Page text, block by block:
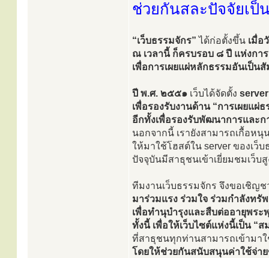
ช่วยกันสละปัจจัยเป็
“เว็บธรรมจักร” ได้ก่อตั้งขึ้น เมื่อ
ณ เวลานี้ ก็ครบรอบ ๘ ปี แห่งกา
เพื่อการเผยแผ่หลักธรรมอันเป็
ปี พ.ศ. ๒๕๕๑ เว็บได้จัดตั้ง server
เพื่อรองรับงานด้าน “การเผยแ
อีกทั้งเพื่อรองรับพัฒนาการและก
นอกจากนี้ เรายังสามารถเกื้อห
ให้มาใช้โฮสต์ใน server ของเว็
ปัจจุบันมีสาธุชนเข้าเยี่ยมชมเว็
ทีมงานเว็บธรรมจักร จึงขอเชิญ
มาร่วมแรง ร่วมใจ ร่วมกำลังทรั
เพื่อทำนุบำรุงและสืบต่ออายุพร
ทั้งนี้ เพื่อให้เว็บไซต์แห่งนี้เป็น “
ที่สาธุชนทุกท่านสามารถเข้ามา
โดยให้ช่วยกันสนับสนุนค่าใช้จ่า